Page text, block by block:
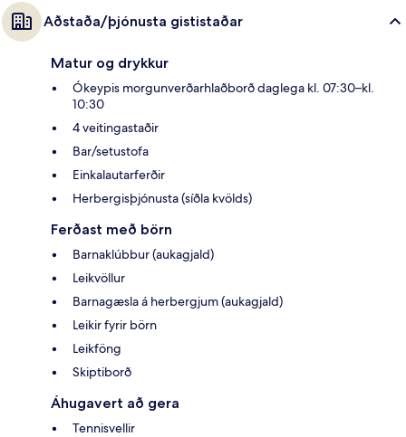
Aðstaða/þjónusta gististaðar
Matur og drykkur
Ókeypis morgunverðarhlaðborð daglega kl. 07:30–kl.
10:30
4 veitingastaðir
Bar/setustofa
Einkalautarferðir
Herbergisþjónusta (síðla kvölds)
Ferðast með börn
Barnaklúbbur (aukagjald)
Leikvöllur
Barnagæsla á herbergjum (aukagjald)
Leikir fyrir börn
Leikföng
Skiptiborð
Áhugavert að gera
Tennisvellir